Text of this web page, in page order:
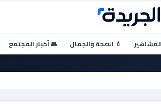
💄 الصحة والجمال 👥 أخبار المجتمع